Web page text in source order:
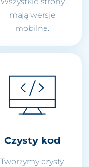
mają wersje
mobilne.
Czysty kod
Tworzymy czysty,